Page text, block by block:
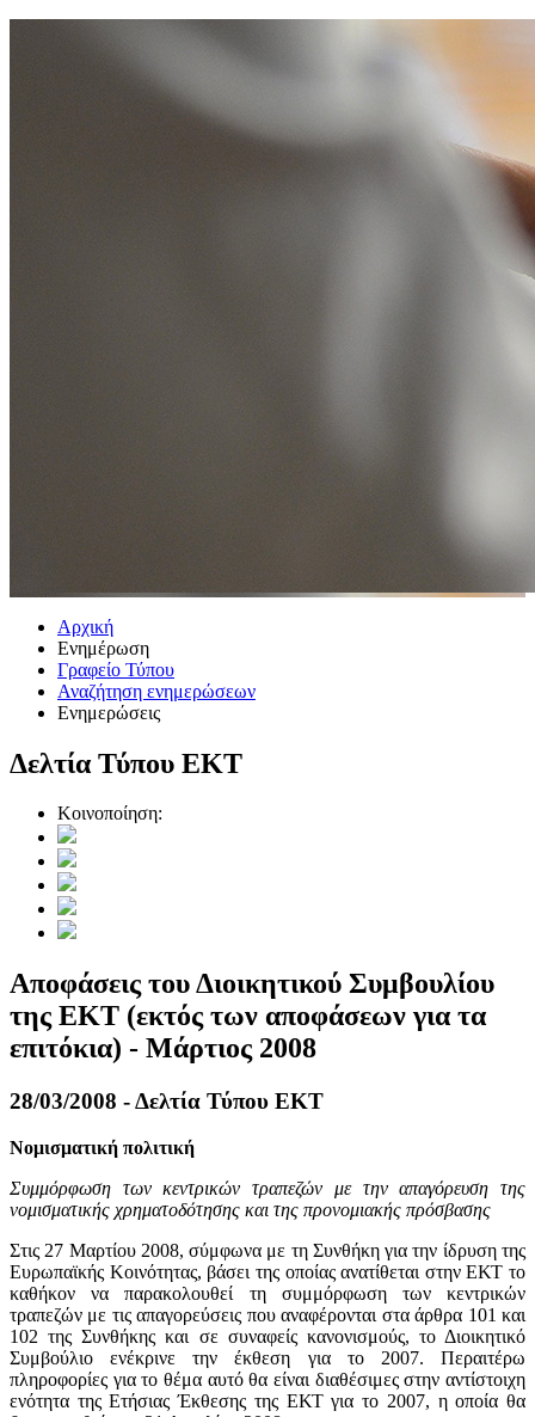
Αρχική
Ενημέρωση
Γραφείο Τύπου
Αναζήτηση ενημερώσεων
Ενημερώσεις
Δελτία Τύπου ΕΚΤ
Κοινοποίηση:
Αποφάσεις του Διοικητικού Συμβουλίου
της ΕΚΤ (εκτός των αποφάσεων για τα
επιτόκια) - Μάρτιος 2008
28/03/2008 - Δελτία Τύπου ΕΚΤ
Νομισματική πολιτική
Συμμόρφωση των κεντρικών τραπεζών με την απαγόρευση της
νομισματικής χρηματοδότησης και της προνομιακής πρόσβασης
Στις 27 Μαρτίου 2008, σύμφωνα με τη Συνθήκη για την ίδρυση της
Ευρωπαϊκής Κοινότητας, βάσει της οποίας ανατίθεται στην ΕΚΤ το
καθήκον να παρακολουθεί τη συμμόρφωση των κεντρικών
τραπεζών με τις απαγορεύσεις που αναφέρονται στα άρθρα 101 και
102 της Συνθήκης και σε συναφείς κανονισμούς, το Διοικητικό
Συμβούλιο ενέκρινε την έκθεση για το 2007. Περαιτέρω
πληροφορίες για το θέμα αυτό θα είναι διαθέσιμες στην αντίστοιχη
ενότητα της Ετήσιας Έκθεσης της ΕΚΤ για το 2007, η οποία θα